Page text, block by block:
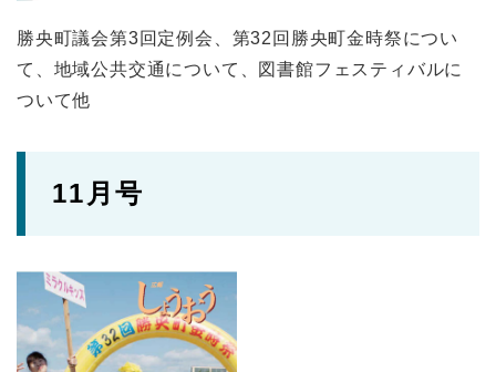
勝央町議会第3回定例会、第32回勝央町金時祭につい
て、地域公共交通について、図書館フェスティバルに
ついて他
11月号